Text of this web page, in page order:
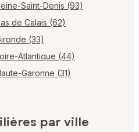
Saint-Denis (93)
de Calais (62)
(33)
Atlantique (44)
Garonne (31)
par ville